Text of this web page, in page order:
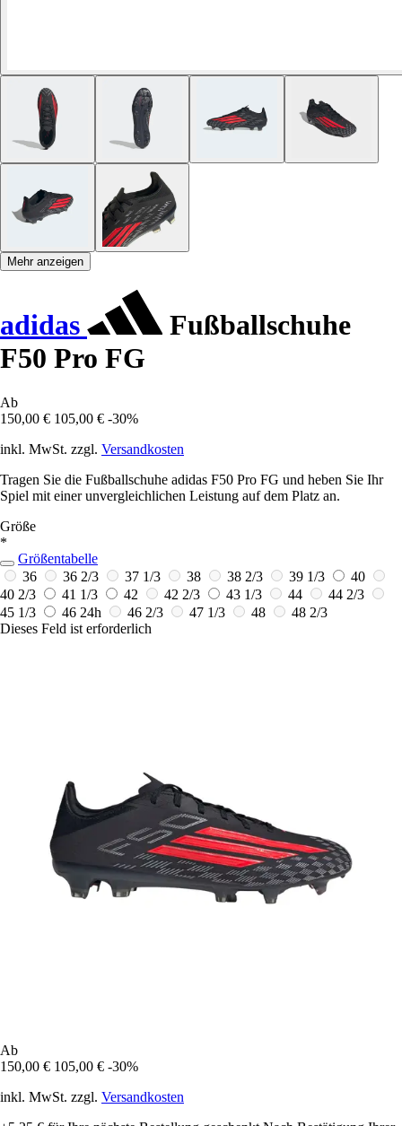
Mehr anzeigen
adidas
Fußballschuhe
F50 Pro FG
Ab
150,00 € 105,00 € -30%
inkl. MwSt. zzgl. Versandkosten
Tragen Sie die Fußballschuhe adidas F50 Pro FG und heben Sie Ihr
Spiel mit einer unvergleichlichen Leistung auf dem Platz an.
Größe
*
Größentabelle
36
36 2/3 37 1/3 38 38 2/3 39 1/3
40
40 2/3
41 1/3 42 42 2/3 43 1/3 44
44 2/3
45 1/3
46 24h 46 2/3 47 1/3 48
48 2/3
Dieses Feld ist erforderlich
Ab
150,00 € 105,00 € -30%
inkl. MwSt. zzgl. Versandkosten